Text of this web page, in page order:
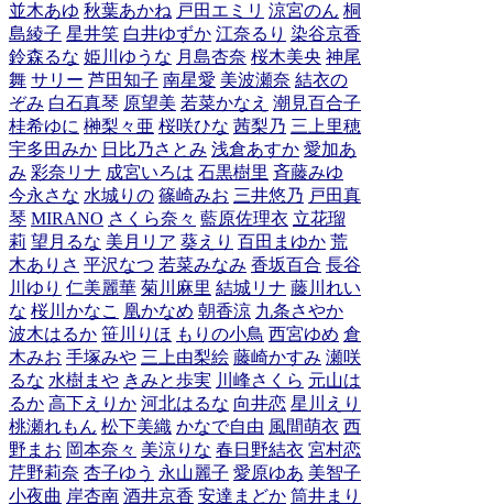
並木あゆ 秋葉あかね 戸田エミリ 涼宮のん 桐
島綾子 星井笑 白井ゆずか 江奈るり 染谷京香
鈴森るな 姫川ゆうな 月島杏奈 桜木美央 神尾
舞 サリー 芦田知子 南星愛 美波瀬奈 結衣の
ぞみ 白石真琴 原望美 若菜かなえ 潮見百合子
桂希ゆに 榊梨々亜 桜咲ひな 茜梨乃 三上里穂
宇多田みか 日比乃さとみ 浅倉あすか 愛加あ
み 彩奈リナ 成宮いろは 石黒樹里 斉藤みゆ
今永さな 水城りの 篠崎みお 三井悠乃 戸田真
琴 MIRANO さくら奈々 藍原佐理衣 立花瑠
莉 望月るな 美月リア 葵えり 百田まゆか 荒
木ありさ 平沢なつ 若菜みなみ 香坂百合 長谷
川ゆり 仁美麗華 菊川麻里 結城リナ 藤川れい
な 桜川かなこ 凰かなめ 朝香涼 九条さやか
波木はるか 笹川りほ もりの小鳥 西宮ゆめ 倉
木みお 手塚みや 三上由梨絵 藤崎かすみ 瀬咲
るな 水樹まや きみと歩実 川峰さくら 元山は
るか 高下えりか 河北はるな 向井恋 星川えり
桃瀬れもん 松下美織 かなで自由 風間萌衣 西
野まお 岡本奈々 美涼りな 春日野結衣 宮村恋
芹野莉奈 杏子ゆう 永山麗子 愛原ゆあ 美智子
小夜曲 岸杏南 酒井京香 安達まどか 筒井まり